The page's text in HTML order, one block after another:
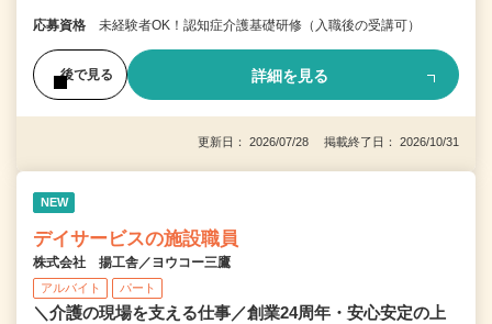
応募資格 未経験者OK！認知症介護基礎研修（入職後の受講可）
後で見る 詳細を見る
更新日： 2026/07/28 掲載終了日： 2026/10/31
NEW
デイサービスの施設職員
株式会社 揚工舎／ヨウコー三鷹
アルバイト パート
＼介護の現場を支える仕事／創業24周年・安心安定の上